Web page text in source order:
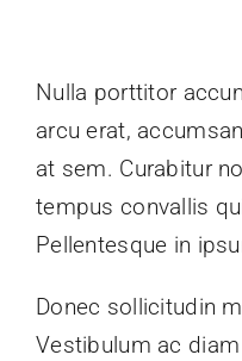
Nulla porttitor
arcu erat,
at sem. Curabitur
tempus convallis
Pellentesque in
Donec sollicitudin
Vestibulum ac